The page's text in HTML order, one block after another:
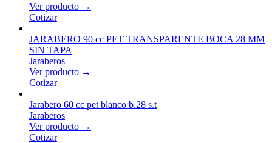
Ver producto →
Cotizar
JARABERO 90 cc PET TRANSPARENTE BOCA 28 MM
SIN TAPA
Jaraberos
Ver producto →
Cotizar
Jarabero 60 cc pet blanco b.28 s.t
Jaraberos
Ver producto →
Cotizar